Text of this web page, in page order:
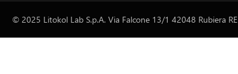
© 2025 Litokol Lab S.p.A. Via Falcone 13/1 42048 Rubiera